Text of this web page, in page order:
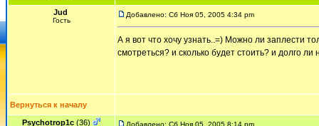
Jud
Гость
Добавлено: Сб Ноя 05, 2005 4:34 pm
А я вот что хочу узнать..=) Можно ли заплести
смотреться? и сколько будет стоить? и долго ли
Вернуться к началу
Psychotrop1c (36) Добавлено: Сб Ноя 05, 2005 8:14 pm